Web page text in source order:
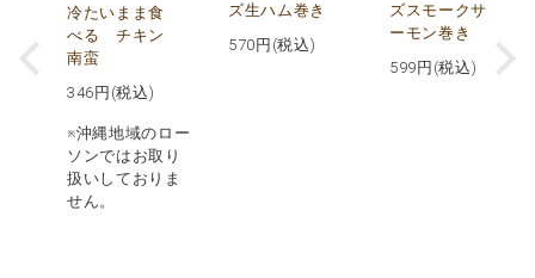
冷たいまま食
べる チキン
南蛮
346 円(税込)
※沖縄地域のロー
ソンではお取り
扱いしておりま
せん。
ズ生ハム巻き
570 円(税込)
ズスモークサ
ーモン巻き
599 円(税込)